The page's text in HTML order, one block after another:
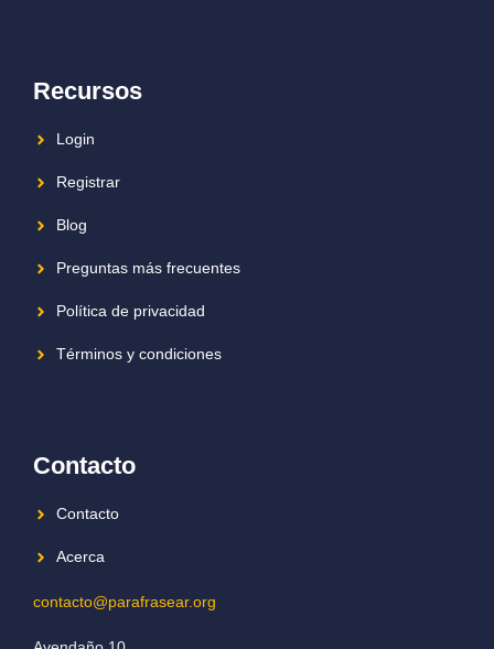
Recursos
Login
Registrar
Blog
Preguntas más frecuentes
Política de privacidad
Términos y condiciones
Contacto
Contacto
Acerca
contacto@parafrasear.org